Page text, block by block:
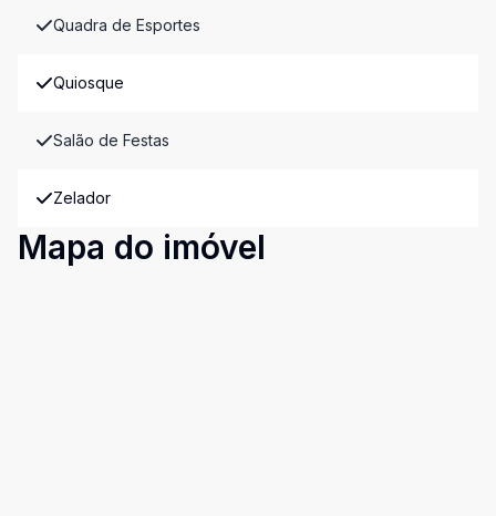
Quadra de Esportes
Quiosque
Salão de Festas
Zelador
Mapa do imóvel